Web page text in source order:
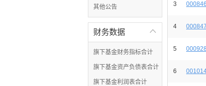
其他公告

财务数据
旗下基金财务指标合计
旗下基金资产负债表合计
旗下基金利润表合计
3 000846
4 000847
5 000928
6